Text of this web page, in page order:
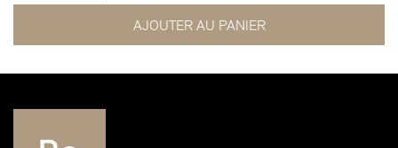
AJOUTER AU PANIER